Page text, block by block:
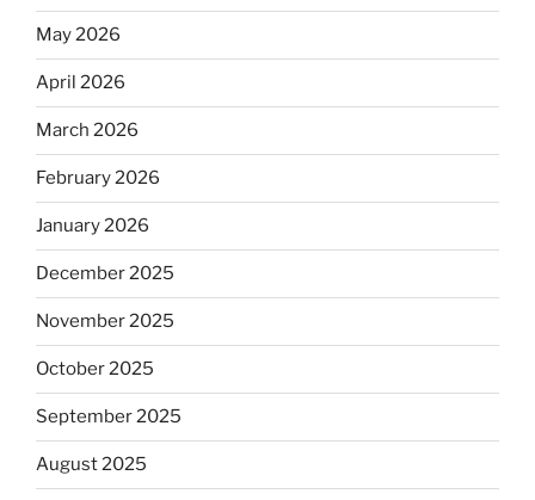
May 2026
April 2026
March 2026
February 2026
January 2026
December 2025
November 2025
October 2025
September 2025
August 2025